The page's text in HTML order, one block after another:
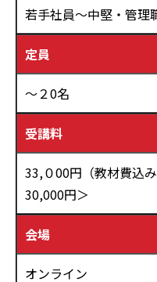
若手社員～中堅・管理
定員
～２0名
受講料
33,０00円（教材費込
30,000円＞
会場
オンライン